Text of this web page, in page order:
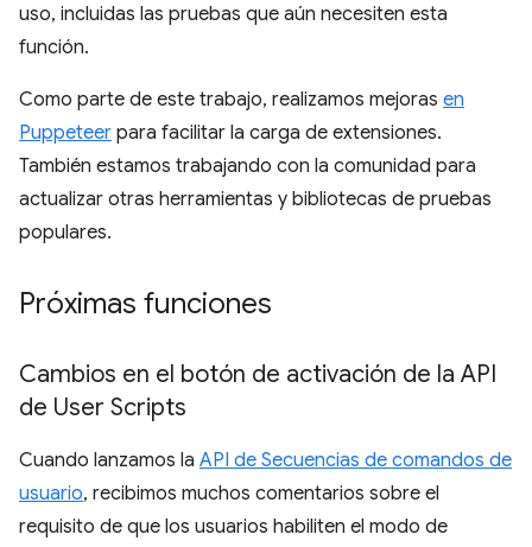
uso, incluidas las pruebas que aún necesiten esta
función.
Como parte de este trabajo, realizamos mejoras en
Puppeteer para facilitar la carga de extensiones.
También estamos trabajando con la comunidad para
actualizar otras herramientas y bibliotecas de pruebas
populares.
Próximas funciones
Cambios en el botón de activación de la API
de User Scripts
Cuando lanzamos la API de Secuencias de comandos de
usuario, recibimos muchos comentarios sobre el
requisito de que los usuarios habiliten el modo de